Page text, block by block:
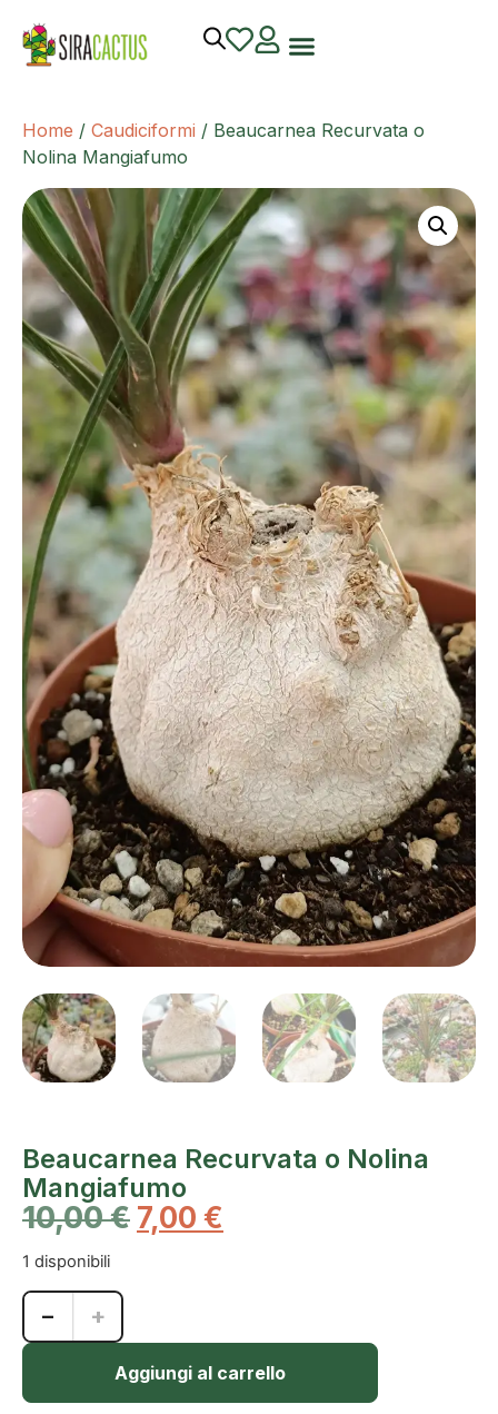
Home / Caudiciformi / Beaucarnea Recurvata o
Nolina Mangiafumo
Beaucarnea Recurvata o Nolina
Mangiafumo
10,00€ 7,00 €
1 disponibili
− +
Aggiungi al carrello